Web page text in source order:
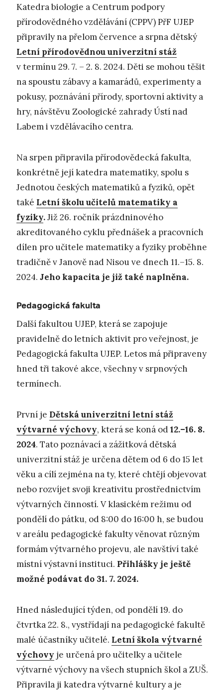
Katedra biologie a Centrum podpory
přírodovědného vzdělávání (CPPV) PřF UJEP
připravily na přelom července a srpna dětský
Letní přírodovědnou univerzitní stáž
v termínu 29. 7. – 2. 8. 2024. Děti se mohou těšit
na spoustu zábavy a kamarádů, experimenty a
pokusy, poznávání přírody, sportovní aktivity a
hry, návštěvu Zoologické zahrady Ústí nad
Labem i vzdělávacího centra.
Na srpen připravila přírodovědecká fakulta,
konkrétně její katedra matematiky, spolu s
Jednotou českých matematiků a fyziků, opět
také Letní školu učitelů matematiky a
fyziky.Již 26. ročník prázdninového
akreditovaného cyklu přednášek a pracovních
dílen pro učitele matematiky a fyziky proběhne
tradičně v Janově nad Nisou ve dnech 11.–15. 8.
2024. Jeho kapacita je již také naplněna.
Pedagogická fakulta
Další fakultou UJEP, která se zapojuje
pravidelně do letních aktivit pro veřejnost, je
Pedagogická fakulta UJEP. Letos má připraveny
hned tři takové akce, všechny v srpnových
termínech.
První je Dětská univerzitní letní stáž
výtvarné výchovy, která se koná od12.–16. 8.
2024. Tato poznávací a zážitková dětská
univerzitní stáž je určena dětem od 6 do 15 let
věku a cílí zejména na ty, které chtějí objevovat
nebo rozvíjet svoji kreativitu prostřednictvím
výtvarných činností. V klasickém režimu od
pondělí do pátku, od 8:00 do 16:00 h, se budou
v areálu pedagogické fakulty věnovat různým
formám výtvarného projevu, ale navštíví také
místní výstavní instituci. Přihlášky je ještě
možné podávat do 31. 7. 2024.
Hned následující týden, od pondělí 19. do
čtvrtka 22. 8., vystřídají na pedagogické fakultě
malé účastníky učitelé. Letní škola výtvarné
výchovy je určená pro učitelky a učitele
výtvarné výchovy na všech stupních škol a ZUŠ.
Připravila ji katedra výtvarné kultury a je